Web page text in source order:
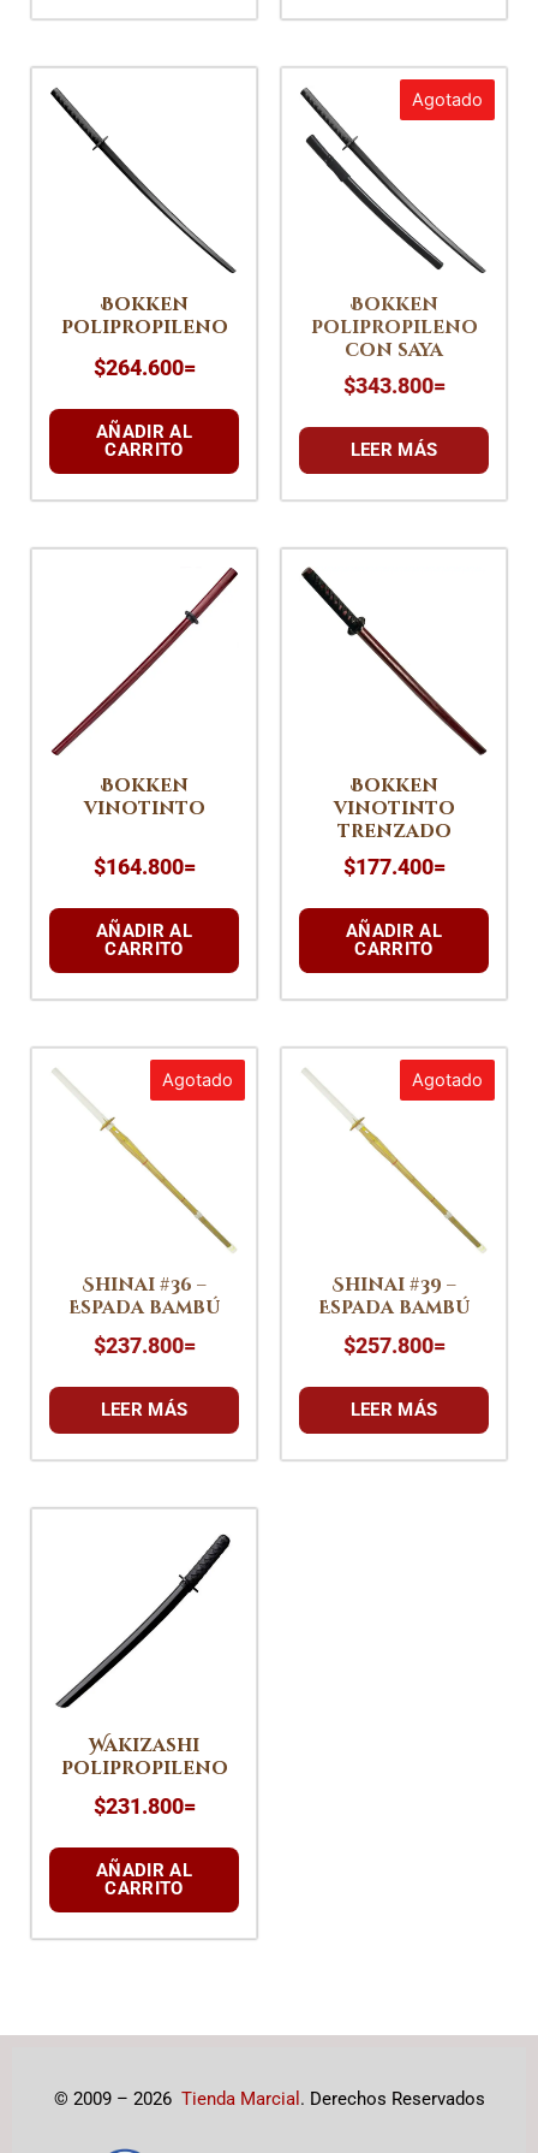
Bokken
polipropileno
$264.600=
AÑADIR AL
CARRITO
Agotado
Bokken
polipropileno
con saya
$343.800=
LEER MÁS
Bokken
vinotinto
$164.800=
AÑADIR AL
CARRITO
Bokken
vinotinto
trenzado
$177.400=
AÑADIR AL
CARRITO
Agotado
Shinai #36 –
Espada bambú
$237.800=
LEER MÁS
Agotado
Shinai #39 –
Espada bambú
$257.800=
LEER MÁS
Wakizashi
polipropileno
$231.800=
AÑADIR AL
CARRITO
© 2009 – 2026 Tienda Marcial . Derechos Reservados